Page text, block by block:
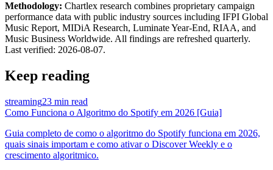
Methodology: Chartlex research combines proprietary campaign
performance data with public industry sources including IFPI Global
Music Report, MIDiA Research, Luminate Year-End, RIAA, and
Music Business Worldwide. All findings are refreshed quarterly.
Last verified: 2026-08-07.
Keep reading
streaming23 min read
Como Funciona o Algoritmo do Spotify em 2026 [Guia]
Guia completo de como o algoritmo do Spotify funciona em 2026,
quais sinais importam e como ativar o Discover Weekly e o
crescimento algoritmico.